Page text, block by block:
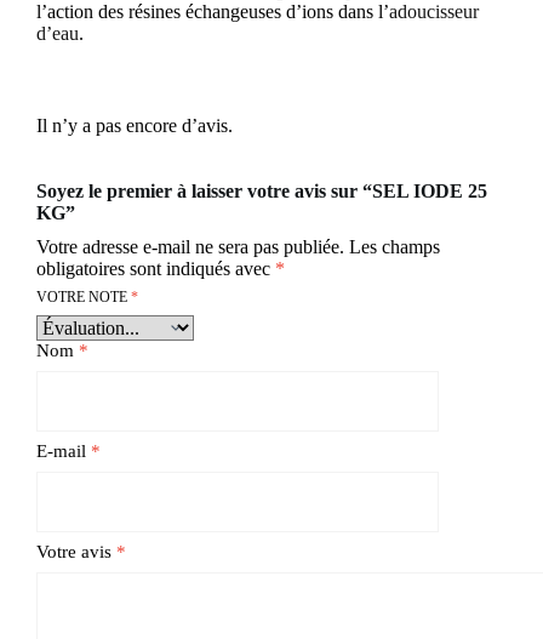
l’action des résines échangeuses d’ions dans l’adoucisseur
d’eau.
Il n’y a pas encore d’avis.
Soyez le premier à laisser votre avis sur “SEL IODE 25
KG”
Votre adresse e-mail ne sera pas publiée. Les champs
obligatoires sont indiqués avec *
VOTRE NOTE *
Nom *
E-mail *
Votre avis *